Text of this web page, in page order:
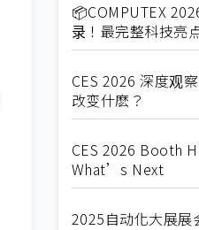
📦COMPUTEX
录！最完整科技亮
CES 2026 深度观
改变什麽？
CES 2026 Booth
What’s Next
2025自动化大展展